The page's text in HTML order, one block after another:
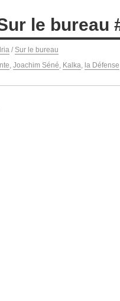
le bureau
/ Sur le bureau
, Joachim Séné, Kalka, la Défense